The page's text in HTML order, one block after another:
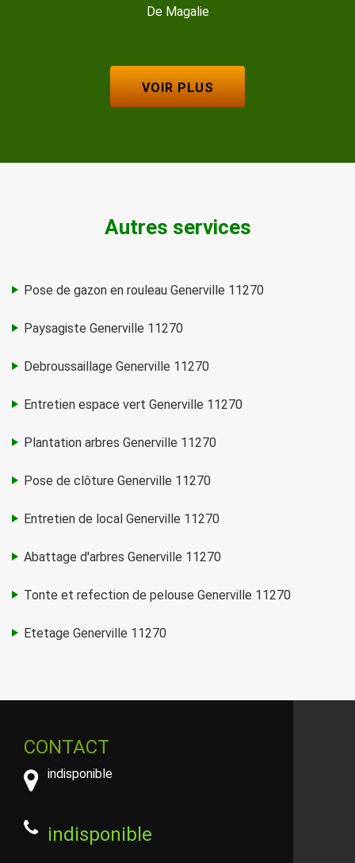
VOIR PLUS
Autres services
Pose de gazon en rouleau Generville 11270
Paysagiste Generville 11270
Debroussaillage Generville 11270
Entretien espace vert Generville 11270
Plantation arbres Generville 11270
Pose de clôture Generville 11270
Entretien de local Generville 11270
Abattage d'arbres Generville 11270
Tonte et refection de pelouse Generville 11270
Etetage Generville 11270
CONTACT
indisponible
indisponible